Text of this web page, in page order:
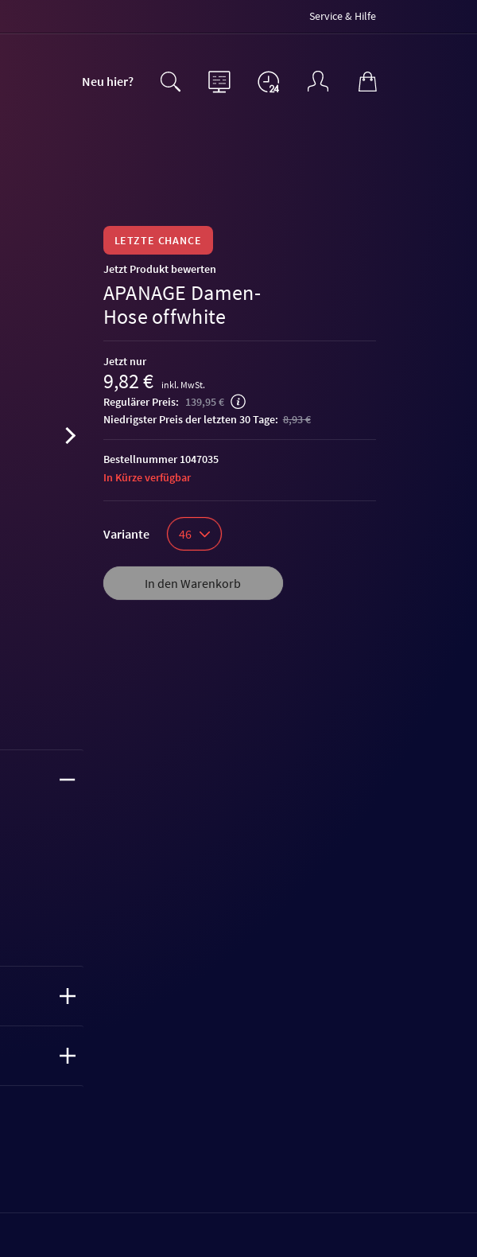
Service & Hilfe
Neu hier?
LETZTE CHANCE
Jetzt Produkt bewerten
APANAGE Damen-
Hose offwhite
Jetzt nur
9,82 € inkl. MwSt.
Regulärer Preis: 139,95 €
niedrigster Preis der letzten 30 Tage: 8,93 €
Variante 46
In den Warenkorb
Bestellnummer 1047035
In Kürze verfügbar